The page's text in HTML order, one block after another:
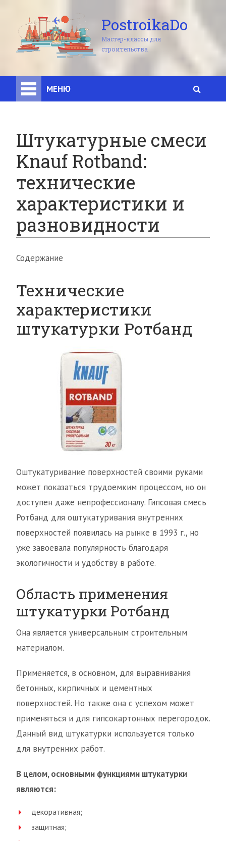
PostroikaDo
Мастер-классы для
строительства
МЕНЮ
Штукатурные смеси
Knauf Rotband:
технические
характеристики и
разновидности
Содержание
Технические
характеристики
штукатурки Ротбанд
Оштукатуривание поверхностей своими руками
может показаться трудоемким процессом, но он
доступен даже непрофессионалу. Гипсовая смесь
Ротбанд для оштукатуривания внутренних
поверхностей появилась на рынке в 1993 г., но
уже завоевала популярность благодаря
экологичности и удобству в работе.
Область применения
штукатурки Ротбанд
Она является универсальным строительным
материалом.
Применяется, в основном, для выравнивания
бетонных, кирпичных и цементных
поверхностей. Но также она с успехом может
применяться и для гипсокартонных перегородок.
Данный вид штукатурки используется только
для внутренних работ.
В целом, основными функциями штукатурки
являются:
декоративная;
защитная;